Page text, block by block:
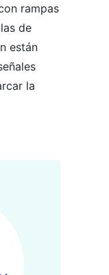
rampas
de
están
la